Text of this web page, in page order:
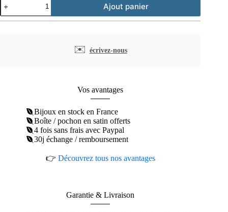
de
Clous
Ajout panier
✉️ écrivez-nous
Vos avantages
Bijoux en stock en France
Boîte / pochon en satin offerts
4 fois sans frais avec Paypal
30j échange / remboursement
👉 Découvrez tous nos avantages
Garantie & Livraison